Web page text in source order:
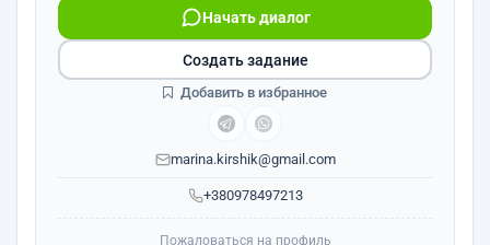
+380978497213
Начать диалог
marina.kirshik@gmail.com
Создать задание
Добавить в избранное
Пожаловаться на профиль